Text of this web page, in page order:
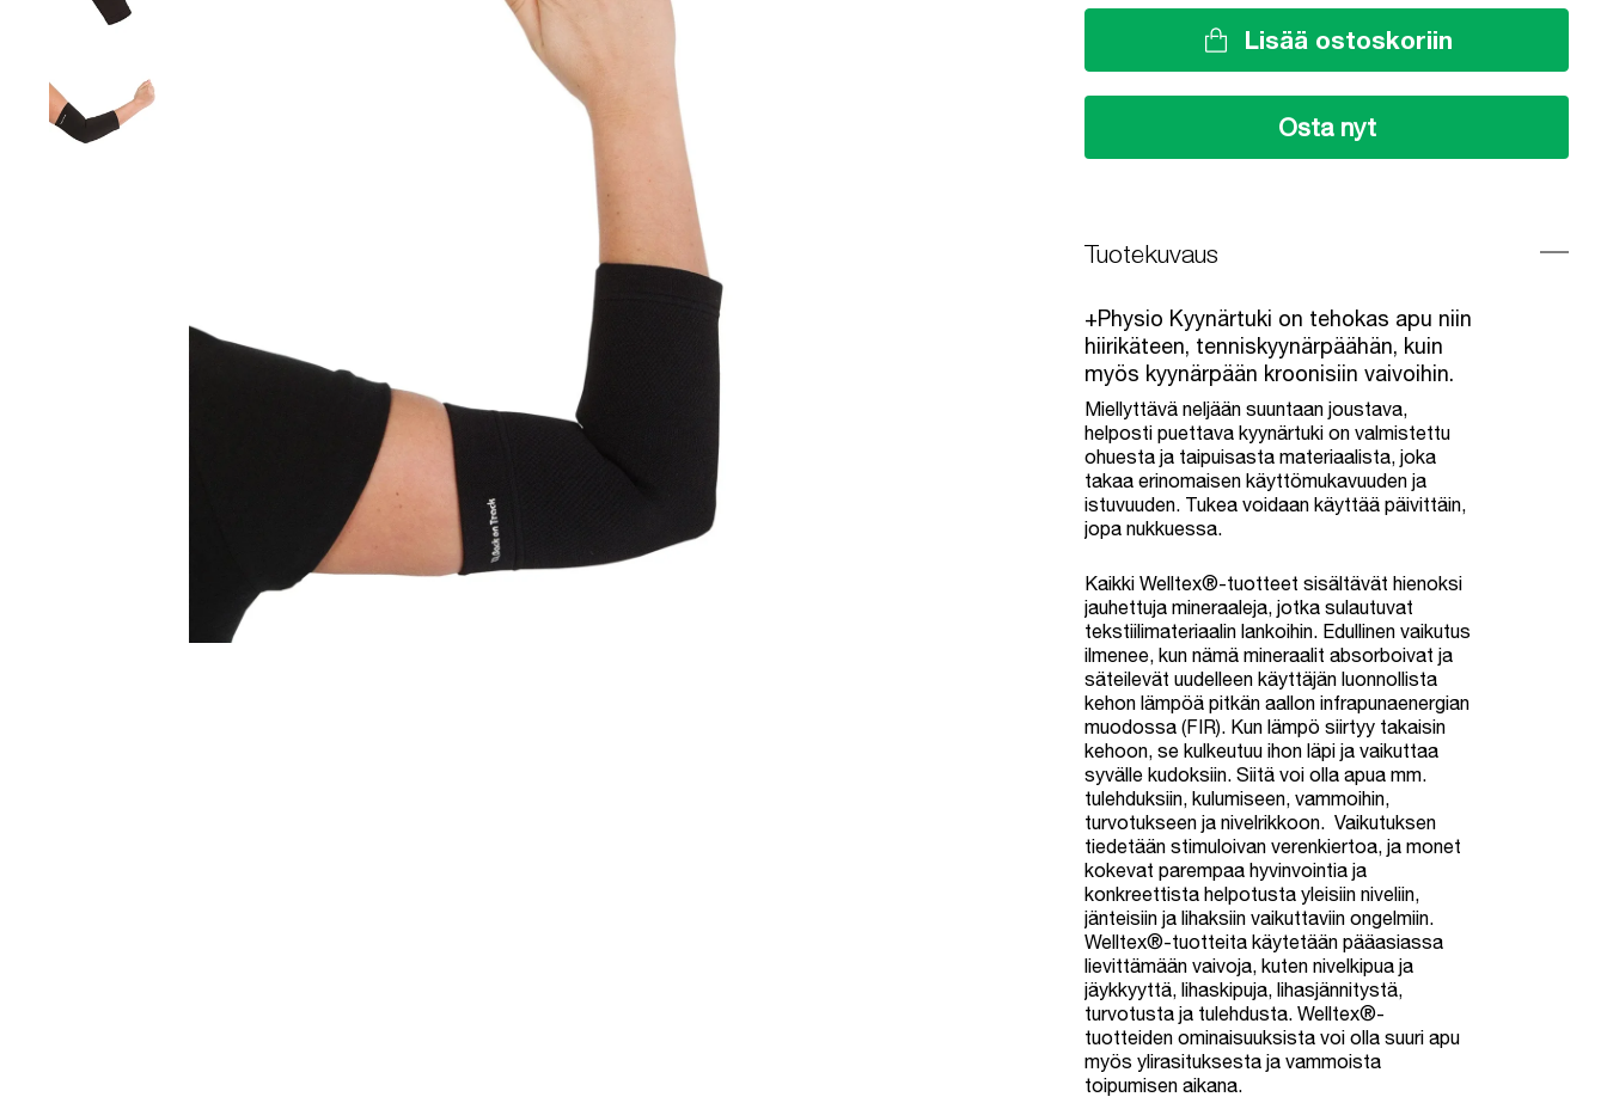
Lisää ostoskoriin
Osta nyt
Tuotekuvaus
+Physio Kyynärtuki on tehokas apu niin
hiirikäteen, tenniskyynärpäähän, kuin
myös kyynärpään kroonisiin vaivoihin.
Miellyttävä neljään suuntaan joustava,
helposti puettava kyynärtuki on valmistettu
ohuesta ja taipuisasta materiaalista, joka
takaa erinomaisen käyttömukavuuden ja
istuvuuden. Tukea voidaan käyttää päivittäin,
jopa nukkuessa.
Kaikki Welltex®-tuotteet sisältävät hienoksi
jauhettuja mineraaleja, jotka sulautuvat
tekstiilimateriaalin lankoihin. Edullinen vaikutus
ilmenee, kun nämä mineraalit absorboivat ja
säteilevät uudelleen käyttäjän luonnollista
kehon lämpöä pitkän aallon infrapunaenergian
muodossa (FIR). Kun lämpö siirtyy takaisin
kehoon, se kulkeutuu ihon läpi ja vaikuttaa
syvälle kudoksiin. Siitä voi olla apua mm.
tulehduksiin, kulumiseen, vammoihin,
turvotukseen ja nivelrikkoon. Vaikutuksen
tiedetään stimuloivan verenkiertoa, ja monet
kokevat parempaa hyvinvointia ja
konkreettista helpotusta yleisiin niveliin,
jänteisiin ja lihaksiin vaikuttaviin ongelmiin.
Welltex®-tuotteita käytetään pääasiassa
lievittämään vaivoja, kuten nivelkipua ja
jäykkyyttä, lihaskipuja, lihasjännitystä,
turvotusta ja tulehdusta. Welltex®-
tuotteiden ominaisuuksista voi olla suuri apu
myös ylirasituksesta ja vammoista
toipumisen aikana.